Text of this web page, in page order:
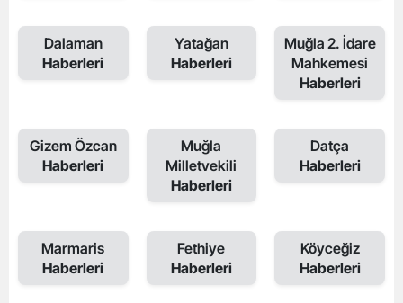
Dalaman
Haberleri
Yatağan
Haberleri
Muğla 2. İdare
Mahkemesi
Haberleri
Gizem Özcan
Haberleri
Muğla
Milletvekili
Haberleri
Datça
Haberleri
Marmaris
Haberleri
Fethiye
Haberleri
Köyceğiz
Haberleri